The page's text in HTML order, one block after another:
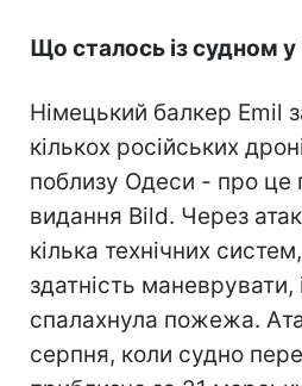
Що сталось із судном
Німецький балкер Emil
кількох російських
поблизу Одеси - про це
видання Bild. Через
кілька технічних
здатність маневрувати,
спалахнула пожежа.
серпня, коли судно